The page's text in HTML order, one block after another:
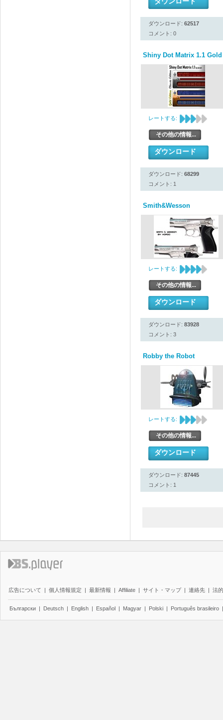
ダウンロード: 62517
コメント: 0
Shiny Dot Matrix 1.1 Gold
レートする:
その他の情報...
ダウンロード
ダウンロード: 68299
コメント: 1
Smith&Wesson
レートする:
その他の情報...
ダウンロード
ダウンロード: 83928
コメント: 3
Robby the Robot
レートする:
その他の情報...
ダウンロード
ダウンロード: 87445
コメント: 1
広告について | 個人情報規定 | 最新情報 | Affiliate | サイト・マップ | 連絡先 | 法
Български | Deutsch | English | Español | Magyar | Polski | Português brasileiro